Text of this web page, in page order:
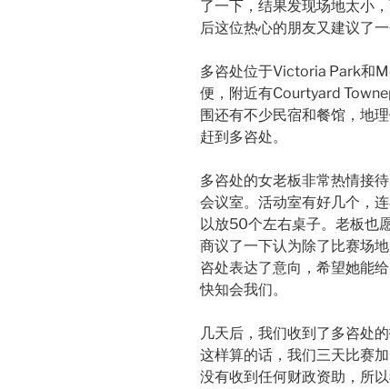
了一下，结果发现场地太小
后这位热心的朋友又建议了一
多咨处位于Victoria Park和
便，附近有Courtyard
围还有不少民宿和餐馆，地
赶到多咨处。
多咨处的女老板非常热情接
会议室。活动室有好几个，
以放50个左右桌子。老板也
商议了一下认为除了比赛场
咨处表达了意向，希望她能
快知会我们。
几天后，我们收到了多咨处
这样算的话，我们三天比赛
没有收到任何财政资助，所